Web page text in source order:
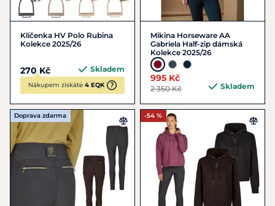
Klíčenka HV Polo Rubina
Kolekce 2025/26
270 Kč Skladem
Nákupem získáte 4 EQK
Mikina Horseware AA
Gabriela Half-zip dámská
Kolekce 2025/26
995 Kč
2 350 Kč Skladem
Doprava zdarma -54 %